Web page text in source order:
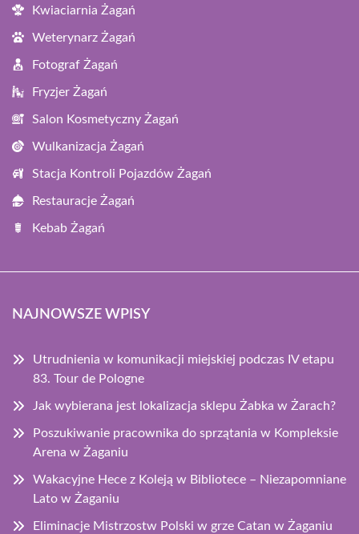
Kwiaciarnia Żagań
Weterynarz Żagań
Fotograf Żagań
Fryzjer Żagań
Salon Kosmetyczny Żagań
Wulkanizacja Żagań
Stacja Kontroli Pojazdów Żagań
Restauracje Żagań
Kebab Żagań
NAJNOWSZE WPISY
Utrudnienia w komunikacji miejskiej podczas IV etapu
83. Tour de Pologne
Jak wybierana jest lokalizacja sklepu Żabka w Żarach?
Poszukiwanie pracownika do sprzątania w Kompleksie
Arena w Żaganiu
Wakacyjne Hece z Koleją w Bibliotece – Niezapomniane
Lato w Żaganiu
Eliminacje Mistrzostw Polski w grze Catan w Żaganiu